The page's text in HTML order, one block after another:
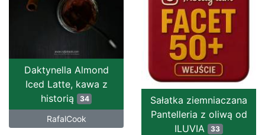
Daktynella Almond
Iced Latte, kawa z
historią
34
RafalCook
Sałatka ziemniaczana
Pantelleria z oliwą od
ILUVIA 33